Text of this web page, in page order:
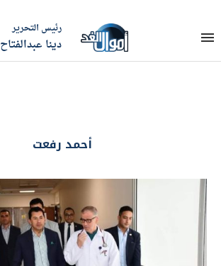
رئيس التحرير
دينا عبدالفتاح
أحمد رفعت